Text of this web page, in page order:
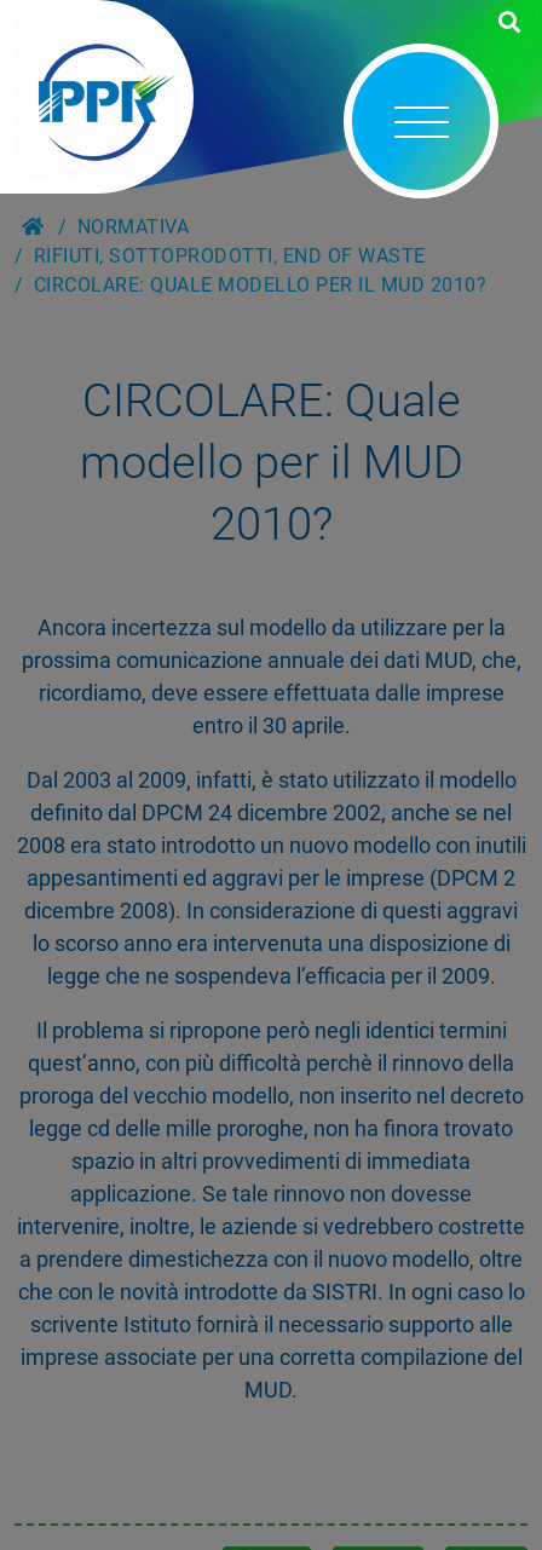
NORMATIVA
RIFIUTI, SOTTOPRODOTTI, END OF WASTE
CIRCOLARE: QUALE MODELLO PER IL MUD 2010?
CIRCOLARE: Quale
modello per il MUD
2010?
Ancora incertezza sul modello da utilizzare per la
prossima comunicazione annuale dei dati MUD, che,
ricordiamo, deve essere effettuata dalle imprese
entro il 30 aprile.
Dal 2003 al 2009, infatti, è stato utilizzato il modello
definito dal DPCM 24 dicembre 2002, anche se nel
2008 era stato introdotto un nuovo modello con inutili
appesantimenti ed aggravi per le imprese (DPCM 2
dicembre 2008). In considerazione di questi aggravi
lo scorso anno era intervenuta una disposizione di
legge che ne sospendeva l’efficacia per il 2009.
Il problema si ripropone però negli identici termini
quest’anno, con più difficoltà perchè il rinnovo della
proroga del vecchio modello, non inserito nel decreto
legge cd delle mille proroghe, non ha finora trovato
spazio in altri provvedimenti di immediata
applicazione. Se tale rinnovo non dovesse
intervenire, inoltre, le aziende si vedrebbero costrette
a prendere dimestichezza con il nuovo modello, oltre
che con le novità introdotte da SISTRI. In ogni caso lo
scrivente Istituto fornirà il necessario supporto alle
imprese associate per una corretta compilazione del
MUD.